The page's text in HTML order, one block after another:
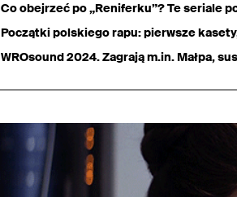
Co obejrzeć po „Reniferku”? Te seriale
Początki polskiego rapu: pierwsze
WROsound 2024. Zagrają m.in. Małpa,